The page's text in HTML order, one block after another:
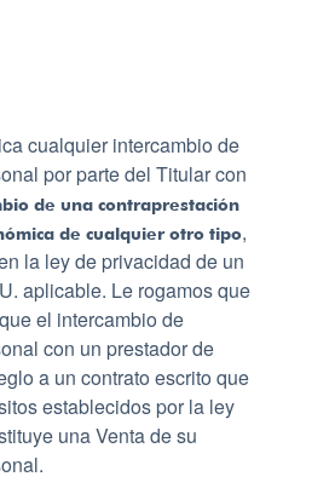
cualquier intercambio de
por parte del Titular con
de una contraprestación
de cualquier otro tipo,
la ley de privacidad de un
aplicable. Le rogamos que
el intercambio de
con un prestador de
a un contrato escrito que
establecidos por la ley
una Venta de su